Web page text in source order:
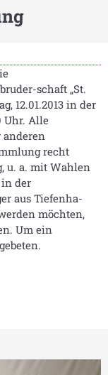
schaft „St.
12.01.2013 in der
Uhr. Alle
anderen
recht
u. a. mit Wahlen
der
aus Tiefenha-
möchten,
Um ein